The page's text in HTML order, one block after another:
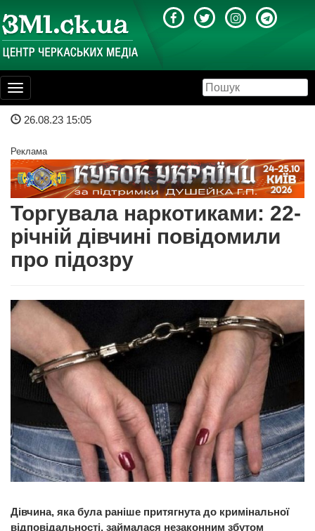
Toggle
navigation
26.08.23 15:05
Реклама
Торгувала наркотиками: 22-
річній дівчині повідомили
про підозру
Дівчина, яка була раніше притягнута до кримінальної
відповідальності, займалася незаконним збутом